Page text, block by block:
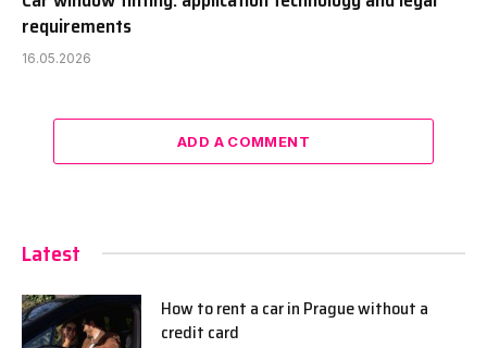
requirements
16.05.2026
ADD A COMMENT
Latest
How to rent a car in Prague without a
credit card